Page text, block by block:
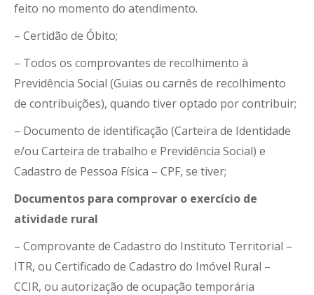
feito no momento do atendimento.
– Certidão de Óbito;
– Todos os comprovantes de recolhimento à
Previdência Social (Guias ou carnês de recolhimento
de contribuições), quando tiver optado por contribuir;
– Documento de identificação (Carteira de Identidade
e/ou Carteira de trabalho e Previdência Social) e
Cadastro de Pessoa Física – CPF, se tiver;
Documentos para comprovar o exercício de
atividade rural
– Comprovante de Cadastro do Instituto Territorial –
ITR, ou Certificado de Cadastro do Imóvel Rural –
CCIR, ou autorização de ocupação temporária